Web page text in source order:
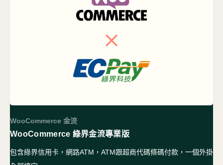
WooCommerce 金流
WooCommerce 綠界金流專業版
包含綠界信用卡，網路ATM，ATM跟超商代碼條碼付款，一個外掛